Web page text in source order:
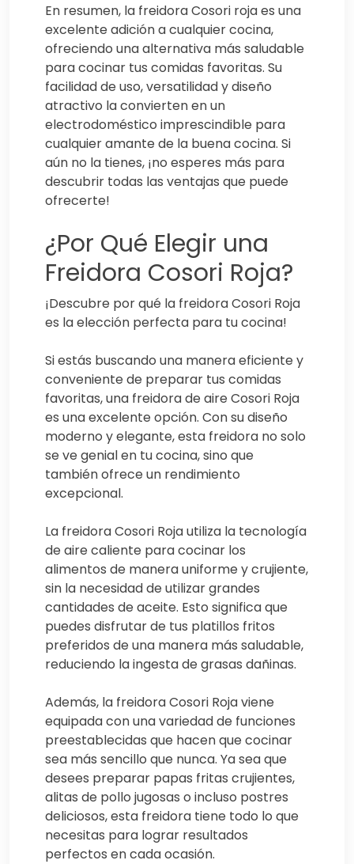
En resumen, la freidora Cosori roja es una
excelente adición a cualquier cocina,
ofreciendo una alternativa más saludable
para cocinar tus comidas favoritas. Su
facilidad de uso, versatilidad y diseño
atractivo la convierten en un
electrodoméstico imprescindible para
cualquier amante de la buena cocina. Si
aún no la tienes, ¡no esperes más para
descubrir todas las ventajas que puede
ofrecerte!
¿Por Qué Elegir una
Freidora Cosori Roja?
¡Descubre por qué la freidora Cosori Roja
es la elección perfecta para tu cocina!
Si estás buscando una manera eficiente y
conveniente de preparar tus comidas
favoritas, una freidora de aire Cosori Roja
es una excelente opción. Con su diseño
moderno y elegante, esta freidora no solo
se ve genial en tu cocina, sino que
también ofrece un rendimiento
excepcional.
La freidora Cosori Roja utiliza la tecnología
de aire caliente para cocinar los
alimentos de manera uniforme y crujiente,
sin la necesidad de utilizar grandes
cantidades de aceite. Esto significa que
puedes disfrutar de tus platillos fritos
preferidos de una manera más saludable,
reduciendo la ingesta de grasas dañinas.
Además, la freidora Cosori Roja viene
equipada con una variedad de funciones
preestablecidas que hacen que cocinar
sea más sencillo que nunca. Ya sea que
desees preparar papas fritas crujientes,
alitas de pollo jugosas o incluso postres
deliciosos, esta freidora tiene todo lo que
necesitas para lograr resultados
perfectos en cada ocasión.